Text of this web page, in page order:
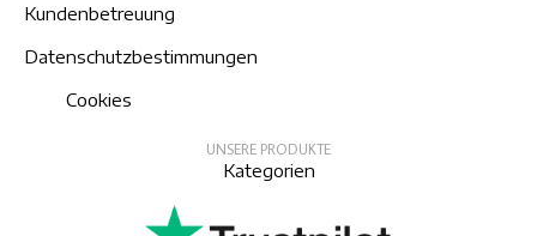
Kundenbetreuung
Datenschutzbestimmungen
Cookies
UNSERE PRODUKTE
Kategorien